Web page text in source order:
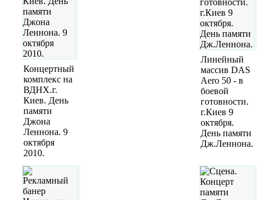
Концертный
комплекс на
ВДНХ.г.
Киев. День
памяти
Джона
Леннона. 9
октября
2010.
Линейный
массив DAS
Aero 50 - в
боевой
готовности.
г.Киев 9
октября.
День памяти
Дж.Леннона.